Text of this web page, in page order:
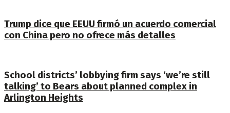
Trump dice que EEUU firmó un acuerdo comercial
con China pero no ofrece más detalles
School districts’ lobbying firm says ‘we’re still
talking’ to Bears about planned complex in
Arlington Heights